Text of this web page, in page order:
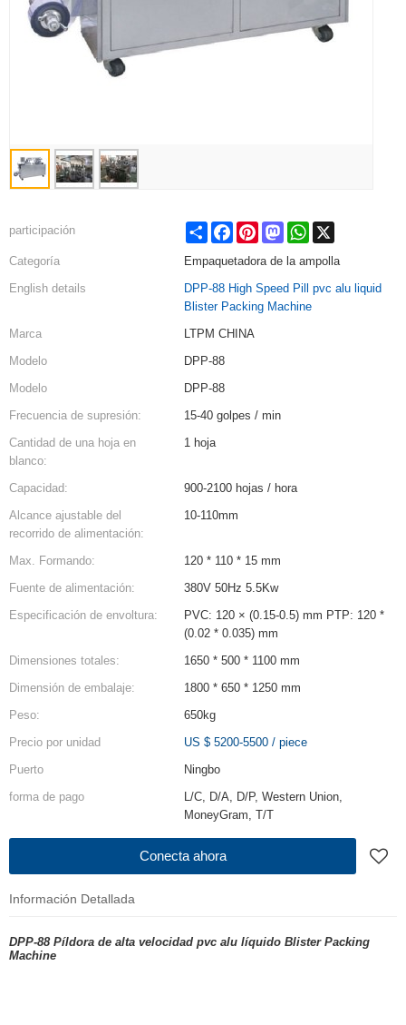
participación Share FacebookPinterestMastodonWhatsApp
Categoría
Empaquetadora de la ampolla
English details
DPP-88 High Speed Pill pvc alu liquid
Blister Packing Machine
Marca
LTPM CHINA
Modelo
DPP-88
Modelo
DPP-88
Frecuencia de supresión:
15-40 golpes / min
Cantidad de una hoja en
blanco:
1 hoja
Capacidad:
900-2100 hojas / hora
Alcance ajustable del
recorrido de alimentación:
10-110mm
Max. Formando:
120 * 110 * 15 mm
Fuente de alimentación:
380V 50Hz 5.5Kw
Especificación de envoltura:
PVC: 120 × (0.15-0.5) mm PTP: 120 *
(0.02 * 0.035) mm
Dimensiones totales:
1650 * 500 * 1100 mm
Dimensión de embalaje:
1800 * 650 * 1250 mm
Peso:
650kg
Precio por unidad
US $ 5200-5500/ piece
Puerto
Ningbo
forma de pago
L/C, D/A, D/P, Western Union,
MoneyGram, T/T
Conecta ahora
Información Detallada
DPP-88 Píldora de alta velocidad pvc alu líquido Blister Packing
Machine